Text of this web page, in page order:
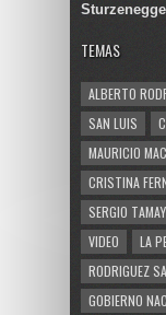
TEMAS
ALBERTO
SAN LUIS
MAURICIO
CRISTINA
SERGIO
VIDEO
LA
RODRIGUEZ
GOBIERNO